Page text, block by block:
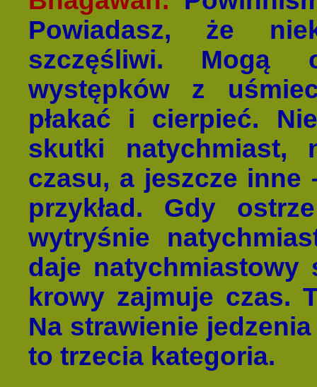
Powiadasz, że
szczęśliwi. Mogą
występków z
płakać i cierpieć.
skutki natychmiast,
czasu, a jeszcze inne
przykład. Gdy
wytryśnie
daje natychmiastowy
krowy zajmuje czas.
Na strawienie
to trzecia kategoria.